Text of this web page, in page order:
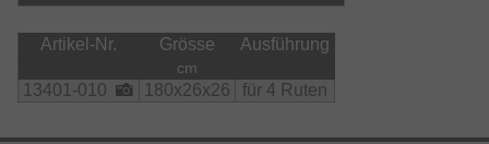
Griffen.
Material:
Tasche:
Artikel-Nr. Grösse Ausführung
cm
13401-010 180x26x26 für 4 Ruten